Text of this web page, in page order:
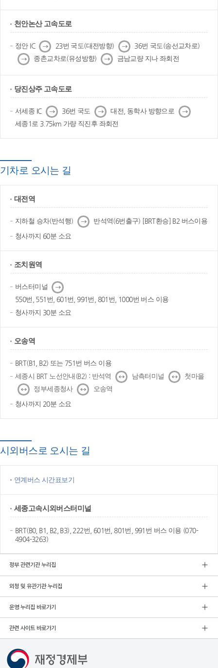
천안논산 고속도로
정안 IC 다
음
23번 국도(대전방향) 다
음
36번 국도(송선교차로)
다
음
종촌교차로(유성방향) 다
음
금남교량 지나 좌회전
당진상주 고속도로
서세종 IC 다
음
36번 국도 다
음
대전, 동학사 방향으로 다
음
세종1로 3.75km 가량 직진후 좌회전
기차로 오시는 길
대전역
지하철 승차(반석행) 다
음
반석역(6번출구) [BRT환승] B2 버스이용
청사까지 60분 소요
조치원역
버스터미널 다
음
550번, 551번, 601번, 991번, 801번, 1000번 버스 이용
청사까지 30분 소요
오송역
BRT(B1, B2) 또는 751번 버스 이용
세종시 BRT 노선안내(B2) : 반석역
↔ 남측터미널 ↔
첫마을
↔
정부세종청사 ↔
오송역
청사까지 20분 소요
시외버스로 오시는 길
연계버스 시간표보기
세종고속시외버스터미널
BRT(B0, B1, B2, B3), 222번, 601번, 801번, 991번 버스 이용 (070-
4904-3263)
정부 관련기관 누리집
외청 및 유관기관 누리집
운영 누리집 바로가기
관련 사이트 바로가기